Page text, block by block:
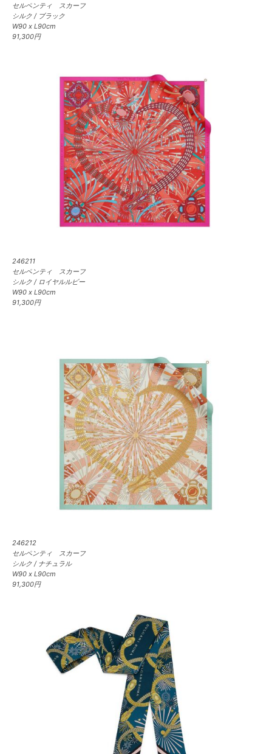
セルペンティ スカーフ
シルク / ブラック
W90 x L90cm
91,300円
246211
セルペンティ スカーフ
シルク / ロイヤルルビー
W90 x L90cm
91,300円
246212
セルペンティ スカーフ
シルク / ナチュラル
W90 x L90cm
91,300円